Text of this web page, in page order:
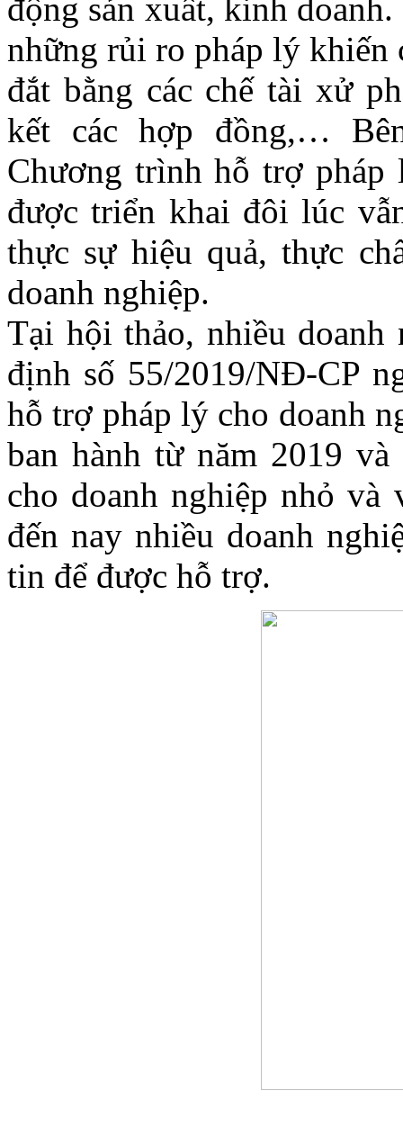
động sản xuất, kinh
những rủi ro pháp lý khiến
đắt bằng các chế tài xử
kết các hợp đồng,…
Chương trình hỗ trợ pháp
được triển khai đôi lúc
thực sự hiệu quả, thực
doanh nghiệp.
Tại hội thảo, nhiều
định số 55/2019/NĐ-CP
hỗ trợ pháp lý cho doanh
ban hành từ năm 2019
cho doanh nghiệp nhỏ và
đến nay nhiều doanh
tin để được hỗ trợ.